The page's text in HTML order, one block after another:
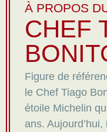
À PROPOS
CHEF
Figure de
le Chef Tiago
étoile Michelin
ans.